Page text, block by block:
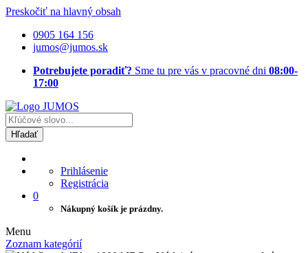
Preskočiť na hlavný obsah
0905 164 156
jumos@jumos.sk
Potrebujete poradiť? Sme tu pre vás v pracovné dni 08:00-
17:00
Hľadať
Prihlásenie
Registrácia
0
Nákupný košík je prázdny.
Menu
Zoznam kategórií